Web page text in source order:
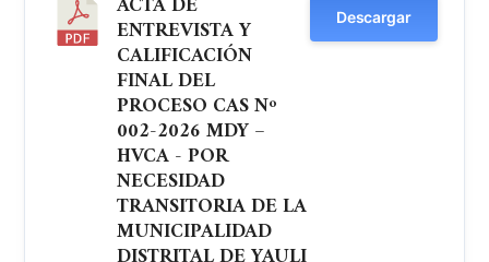
ENTREVISTA Y
CALIFICACIÓN
FINAL DEL
PROCESO CAS Nº
002-2026 MDY –
HVCA - POR
NECESIDAD
TRANSITORIA DE LA
MUNICIPALIDAD
Descargar